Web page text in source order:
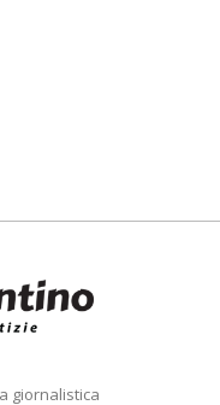
giornalistica